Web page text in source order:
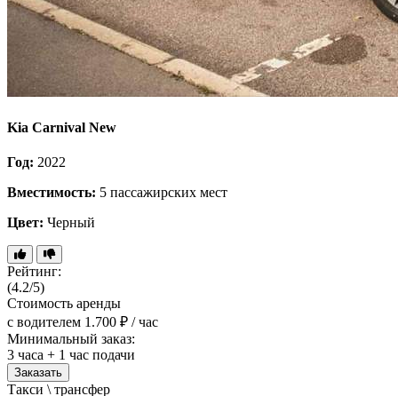
Kia Carnival New
Год: 2022
Вместимость: 5 пассажирских мест
Цвет: Черный
Рейтинг:
(4.2/5)
Стоимость аренды
с водителем 1.700 ₽ / час
Минимальный заказ:
3 часа + 1 час подачи
Заказать
Такси \ трансфер